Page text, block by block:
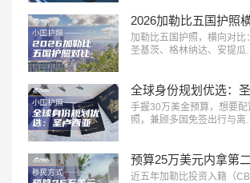
加勒比五国护照，横向对比
圣基茨、格林纳达、安提
手握30万美金预算，想要
照，兼顾多国免签出行与
近五年加勒比投资入籍（